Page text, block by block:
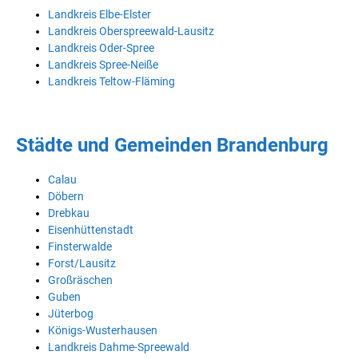
Landkreis Elbe-Elster
Landkreis Oberspreewald-Lausitz
Landkreis Oder-Spree
Landkreis Spree-Neiße
Landkreis Teltow-Fläming
Städte und Gemeinden Brandenburg
Calau
Döbern
Drebkau
Eisenhüttenstadt
Finsterwalde
Forst/Lausitz
Großräschen
Guben
Jüterbog
Königs-Wusterhausen
Landkreis Dahme-Spreewald